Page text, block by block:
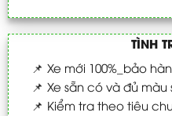
TÌNH
📌 Xe mới 100%_bảo
📌 Xe sẵn có và đủ màu
📌 Kiểm tra theo tiêu